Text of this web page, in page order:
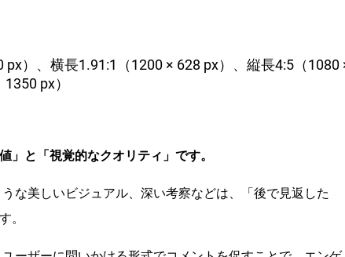
px）、横長1.91:1（1200 × 628 px）、縦長4:5（1080
1350 px）
」と「視覚的なクオリティ」です。
な美しいビジュアル、深い考察などは、「後で見返した
。